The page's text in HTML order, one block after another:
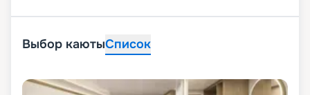
Выбор каютыСписок